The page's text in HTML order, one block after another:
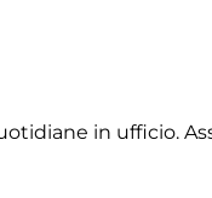
in ufficio.